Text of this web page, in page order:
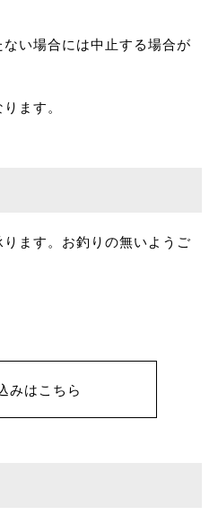
ない場合には中止する場合が
ます。
ます。お釣りの無いようご
みはこちら